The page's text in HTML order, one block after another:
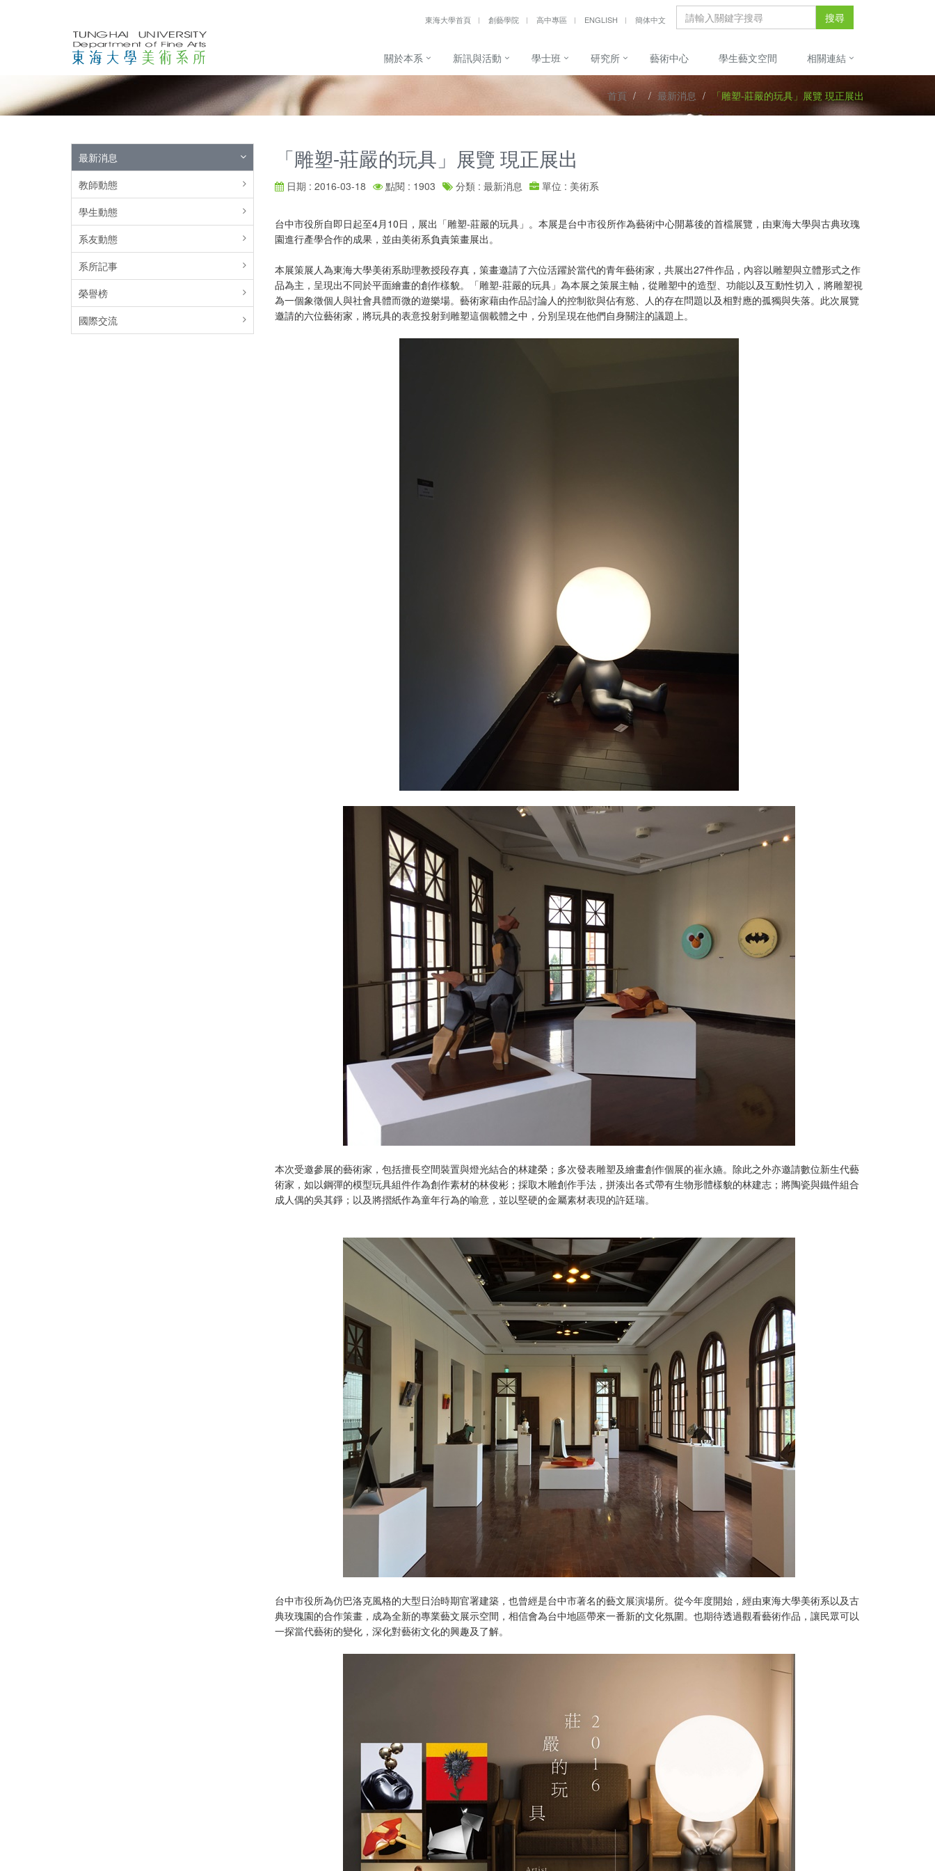
東海大學首頁 創藝學院 高中專區 ENGLISH 簡体中文 搜尋
關於本系 新訊與活動 學士班 研究所 藝術中心 學生藝文空間 相關連結
首頁 最新消息 「雕塑-莊嚴的玩具」展覽 現正展出
最新消息
教師動態
學生動態
系友動態
系所記事
榮譽榜
國際交流
「雕塑-莊嚴的玩具」展覽 現正展出
日期 : 2016-03-18 點閱 : 1903 分類 : 最新消息 單位 : 美術系
台中市役所自即日起至4月10日，展出「雕塑-莊嚴的玩具」。本展是台中市役所作為藝術中心開幕後的首檔展覽，由東海大學與古典玫瑰
園進行產學合作的成果，並由美術系負責策畫展出。
本展策展人為東海大學美術系助理教授段存真，策畫邀請了六位活躍於當代的青年藝術家，共展出27件作品，內容以雕塑與立體形式之作
品為主，呈現出不同於平面繪畫的創作樣貌。「雕塑-莊嚴的玩具」為本展之策展主軸，從雕塑中的造型、功能以及互動性切入，將雕塑視
為一個象徵個人與社會具體而微的遊樂場。藝術家藉由作品討論人的控制欲與佔有慾、人的存在問題以及相對應的孤獨與失落。此次展覽
邀請的六位藝術家，將玩具的表意投射到雕塑這個載體之中，分別呈現在他們自身關注的議題上。
本次受邀參展的藝術家，包括擅長空間裝置與燈光結合的林建榮；多次發表雕塑及繪畫創作個展的崔永嬿。除此之外亦邀請數位新生代藝
術家，如以鋼彈的模型玩具組件作為創作素材的林俊彬；採取木雕創作手法，拼湊出各式帶有生物形體樣貌的林建志；將陶瓷與鐵件組合
成人偶的吳其錚；以及將摺紙作為童年行為的喻意，並以堅硬的金屬素材表現的許廷瑞。
台中市役所為仿巴洛克風格的大型日治時期官署建築，也曾經是台中市著名的藝文展演場所。從今年度開始，經由東海大學美術系以及古
典玫瑰園的合作策畫，成為全新的專業藝文展示空間，相信會為台中地區帶來一番新的文化氛圍。也期待透過觀看藝術作品，讓民眾可以
一探當代藝術的變化，深化對藝術文化的興趣及了解。